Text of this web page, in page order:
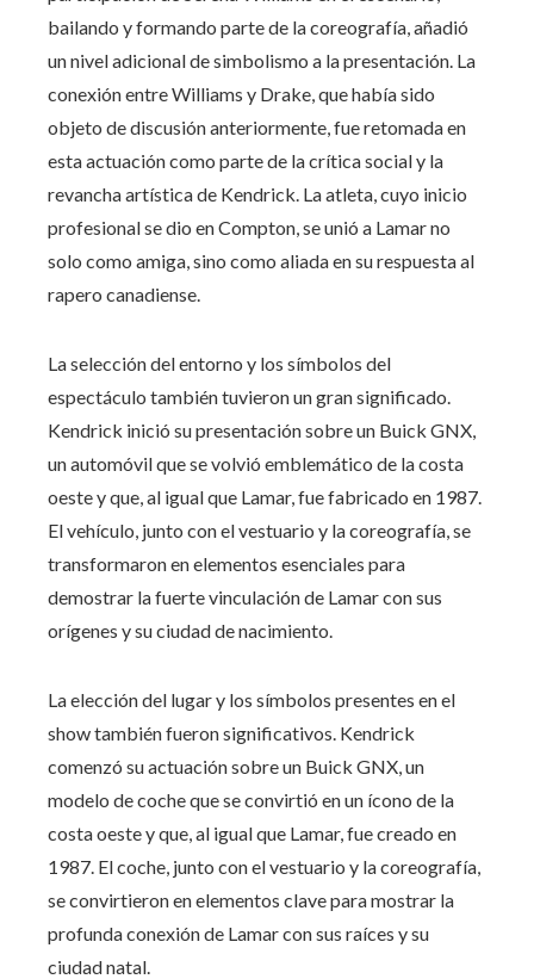
bailando y formando parte de la coreografía, añadió
un nivel adicional de simbolismo a la presentación. La
conexión entre Williams y Drake, que había sido
objeto de discusión anteriormente, fue retomada en
esta actuación como parte de la crítica social y la
revancha artística de Kendrick. La atleta, cuyo inicio
profesional se dio en Compton, se unió a Lamar no
solo como amiga, sino como aliada en su respuesta al
rapero canadiense.
La selección del entorno y los símbolos del
espectáculo también tuvieron un gran significado.
Kendrick inició su presentación sobre un Buick GNX,
un automóvil que se volvió emblemático de la costa
oeste y que, al igual que Lamar, fue fabricado en 1987.
El vehículo, junto con el vestuario y la coreografía, se
transformaron en elementos esenciales para
demostrar la fuerte vinculación de Lamar con sus
orígenes y su ciudad de nacimiento.
La elección del lugar y los símbolos presentes en el
show también fueron significativos. Kendrick
comenzó su actuación sobre un Buick GNX, un
modelo de coche que se convirtió en un ícono de la
costa oeste y que, al igual que Lamar, fue creado en
1987. El coche, junto con el vestuario y la coreografía,
se convirtieron en elementos clave para mostrar la
profunda conexión de Lamar con sus raíces y su
ciudad natal.